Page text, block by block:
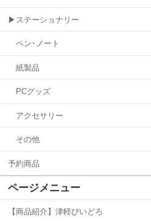
▶ステーショナリー
ペン･ノート
紙製品
PCグッズ
アクセサリー
その他
予約商品
ページメニュー
【商品紹介】津軽びいどろ